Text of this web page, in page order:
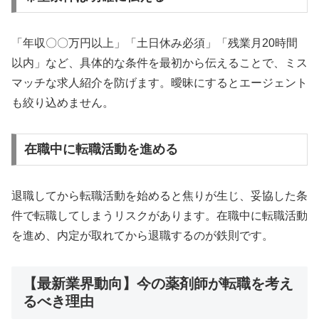
「年収〇〇万円以上」「土日休み必須」「残業月20時間
以内」など、具体的な条件を最初から伝えることで、ミス
マッチな求人紹介を防げます。曖昧にするとエージェント
も絞り込めません。
在職中に転職活動を進める
退職してから転職活動を始めると焦りが生じ、妥協した条
件で転職してしまうリスクがあります。在職中に転職活動
を進め、内定が取れてから退職するのが鉄則です。
【最新業界動向】今の薬剤師が転職を考え
るべき理由